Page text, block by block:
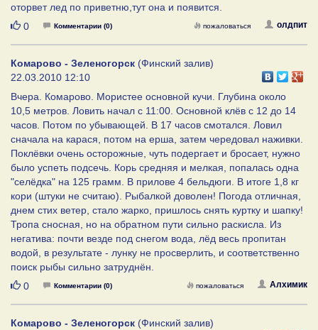
оторвет лед по приветню,тут она и появится.
Нравится
0 Комментарии (0) олдпит
пожаловаться
Комарово - Зеленогорск (Финский залив)
22.03.2010 12:10
Вчера. Комарово. Мористее основной кучи. Глубина около
10,5 метров. Ловить начал с 11:00. Основной клёв с 12 до 14
часов. Потом по убывающей. В 17 часов смотался. Ловил
сначала на карася, потом на ерша, затем чередовал наживки.
Поклёвки очень осторожные, чуть подергает и бросает, нужно
было успеть подсечь. Корь средняя и мелкая, попалась одна
"селёдка" на 125 грамм. В прилове 4 бельдюги. В итоге 1,8 кг
кори (штуки не считаю). Рыбалкой доволен! Погода отличная,
днем стих ветер, стало жарко, пришлось снять куртку и шапку!
Тропа сносная, но на обратном пути сильно раскисла. Из
негатива: почти везде под снегом вода, лёд весь пропитан
водой, в результате - лунку не просверлить, и соответственно
поиск рыбы сильно затруднён.
Нравится
0 Комментарии (0) Алхимик
пожаловаться
Комарово - Зеленогорск (Финский залив)